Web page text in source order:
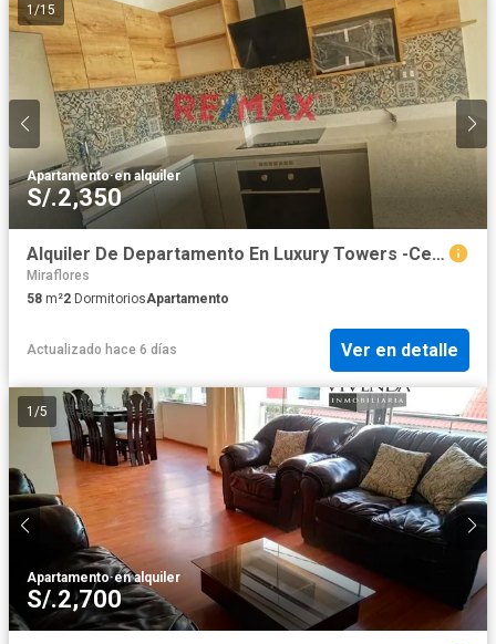
1/15
Apartamento·en alquiler
S/.2,350
Alquiler De Departamento En Luxury Towers -Cerro Colorado
Miraflores
58 m²2 DormitoriosApartamento
Actualizado hace 6 días Ver en detalle
1 /5
Apartamento·en alquiler
S/.2,700